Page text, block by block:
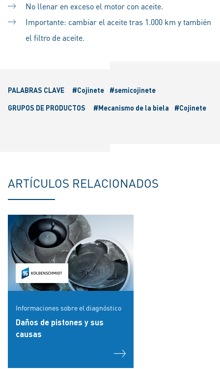
No llenar en exceso el motor con aceite.
Importante: cambiar el aceite tras 1.000 km y también
el filtro de aceite.
PALABRAS CLAVE #Cojinete
#semicojinete
GRUPOS DE PRODUCTOS
#Mecanismo de la biela #Cojinete
ARTÍCULOS RELACIONADOS
Informaciones sobre el diagnóstico
Daños de pistones y sus
causas